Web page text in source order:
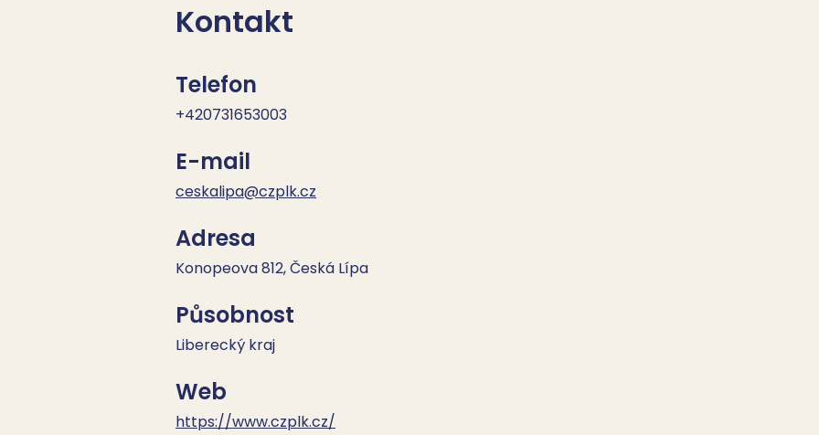
Kontakt
Telefon
+420731653003
E-mail
ceskalipa@czplk.cz
Adresa
Konopeova 812, Česká Lípa
Působnost
Liberecký kraj
Web
https://www.czplk.cz/